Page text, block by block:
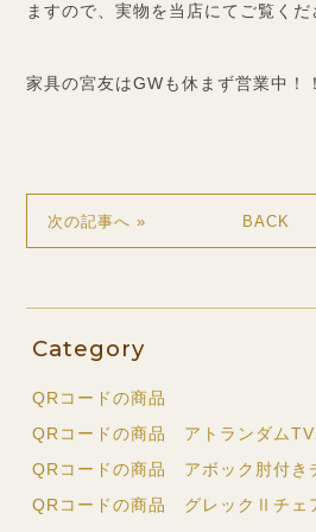
ますので、実物を当店にてご覧くだ
家具の宮友はGWも休まず営業中！！
BACK
次の記事へ »
Category
QRコードの商品
QRコードの商品 アトランダムTV
QRコードの商品 アボック肘付き
QRコードの商品 グレックⅡチェ